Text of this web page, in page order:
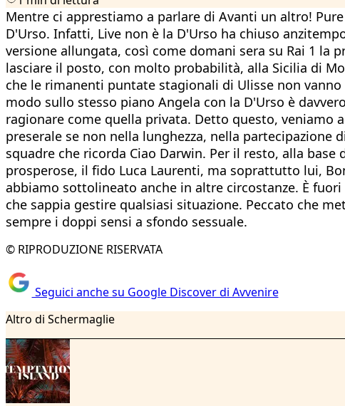
Mentre ci apprestiamo a parlare di Avanti un altro!
D'Urso. Infatti, Live non è la D'Urso ha chiuso
versione allungata, così come domani sera su Rai 1 la
lasciare il posto, con molto probabilità, alla Sicilia di
che le rimanenti puntate stagionali di Ulisse non
modo sullo stesso piano Angela con la D'Urso è
ragionare come quella privata. Detto questo,
preserale se non nella lunghezza, nella partecipazione
squadre che ricorda Ciao Darwin. Per il resto, alla
prosperose, il fido Luca Laurenti, ma soprattutto lui,
abbiamo sottolineato anche in altre circostanze. È
che sappia gestire qualsiasi situazione. Peccato che
sempre i doppi sensi a sfondo sessuale.
© RIPRODUZIONE RISERVATA
Seguici anche su Google Discover di Avvenire
Altro di Schermaglie